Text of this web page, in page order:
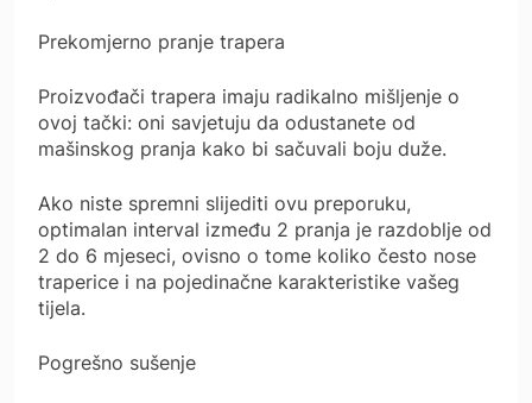
Prekomjerno pranje trapera
Proizvođači trapera imaju radikalno mišljenje o
ovoj tački: oni savjetuju da odustanete od
mašinskog pranja kako bi sačuvali boju duže.
Ako niste spremni slijediti ovu preporuku,
optimalan interval između 2 pranja je razdoblje od
2 do 6 mjeseci, ovisno o tome koliko često nose
traperice i na pojedinačne karakteristike vašeg
tijela.
Pogrešno sušenje